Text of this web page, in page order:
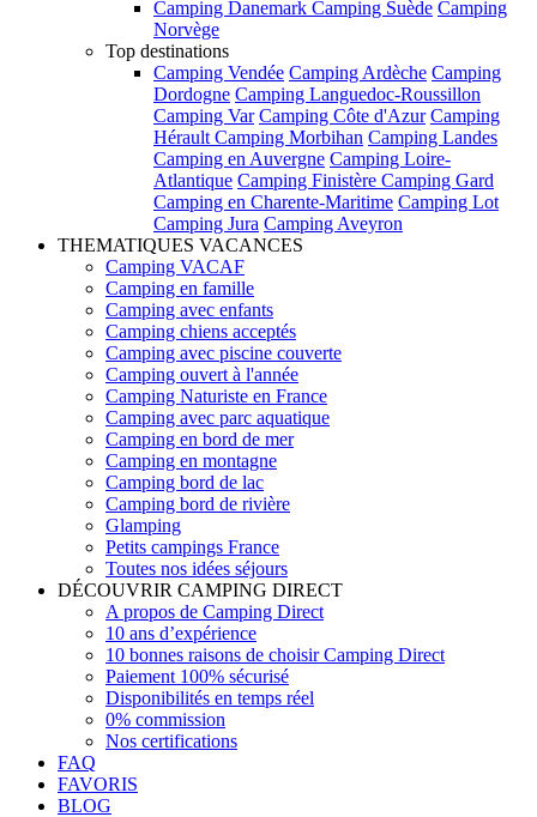
Camping Danemark Camping Suède Camping
Norvège
Top destinations
Camping Vendée Camping Ardèche Camping
Dordogne Camping Languedoc-Roussillon
Camping Var Camping Côte d'Azur Camping
Hérault Camping Morbihan Camping Landes
Camping en Auvergne Camping Loire-
Atlantique Camping Finistère Camping Gard
Camping en Charente-Maritime Camping Lot
Camping Jura Camping Aveyron
THEMATIQUES VACANCES
Camping VACAF
Camping en famille
Camping avec enfants
Camping chiens acceptés
Camping avec piscine couverte
Camping ouvert à l'année
Camping Naturiste en France
Camping avec parc aquatique
Camping en bord de mer
Camping en montagne
Camping bord de lac
Camping bord de rivière
Glamping
Petits campings France
Toutes nos idées séjours
DÉCOUVRIR CAMPING DIRECT
A propos de Camping Direct
10 ans d’expérience
10 bonnes raisons de choisir Camping Direct
Paiement 100% sécurisé
Disponibilités en temps réel
0% commission
Nos certifications
FAQ
FAVORIS
BLOG